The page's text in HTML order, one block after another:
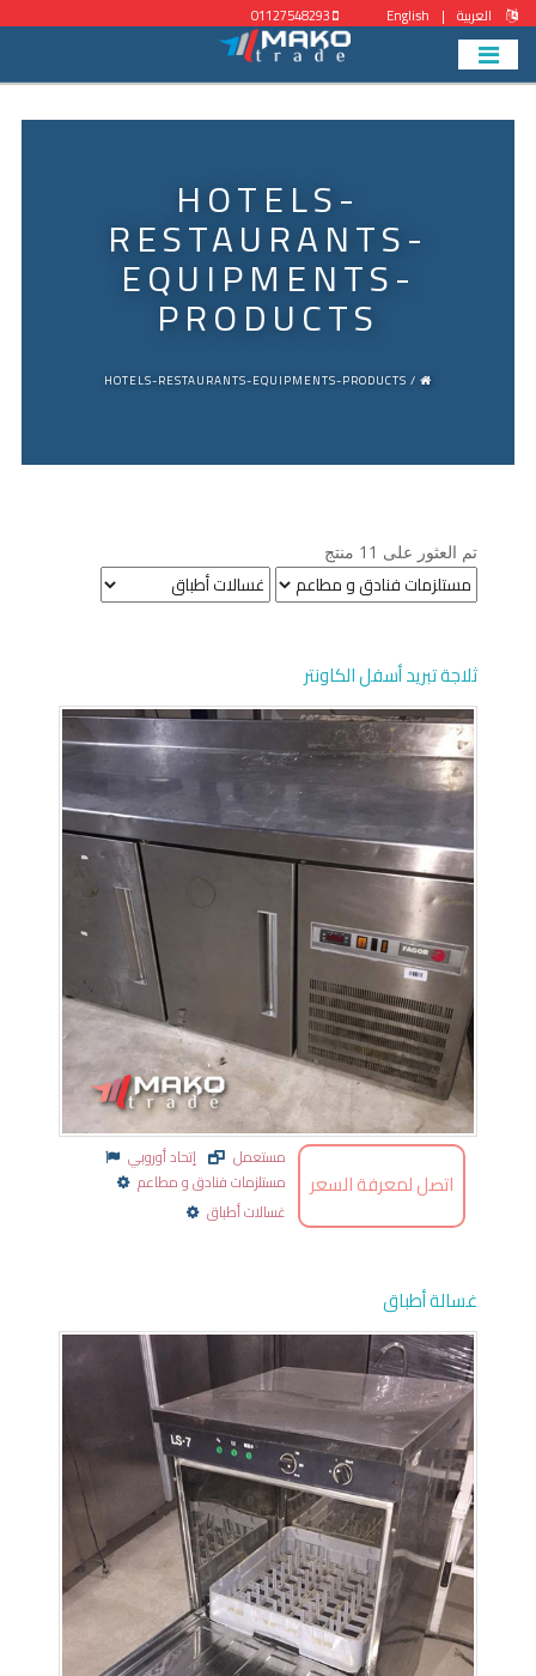
العربية |
English
HOTELS-
RESTAURANTS-
EQUIPMENTS-
PRODUCTS
/ HOTELS-RESTAURANTS-EQUIPMENTS-PRODUCTS
تم العثور على 11 منتج
ثلاجة تبريد أسفل الكاونتر
اتصل لمعرفة السعر
مستعمل
إتحاد أوروبي
مستلزمات فنادق و مطاعم
غسالات أطباق
غسالة أطباق